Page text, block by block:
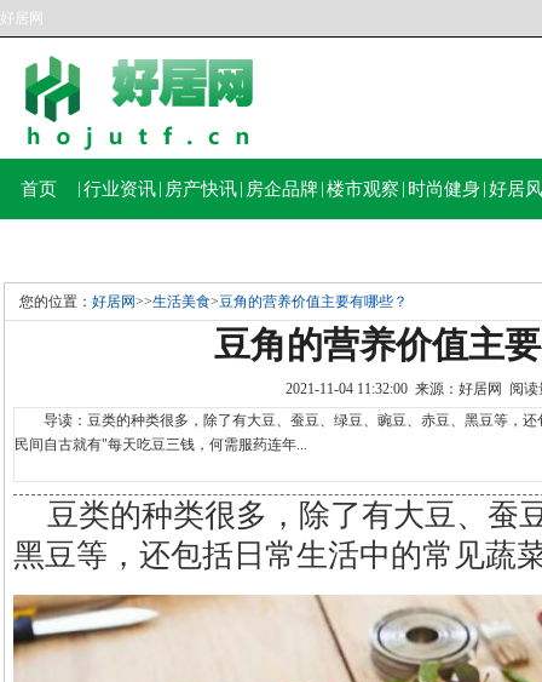
好居网
首页 行业资讯 房产快讯 房企品牌 楼市观察 时尚健身 好居
您的位置： 好居网>>生活美食>豆角的营养价值主要有哪些？
豆角的营养价值主
2021-11-04 11:32:00 来源：好居网 阅
导读：豆类的种类很多，除了有大豆、蚕豆、绿豆、豌豆、赤豆、黑豆等，还
民间自古就有"每天吃豆三钱，何需服药连年...
豆类的种类很多，除了有大豆、蚕
黑豆等，还包括日常生活中的常见蔬